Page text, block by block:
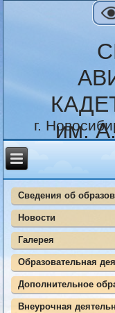
им.
г.
Сведения об
Новости
Галерея
Образовательная
Дополнительное
Внеурочная